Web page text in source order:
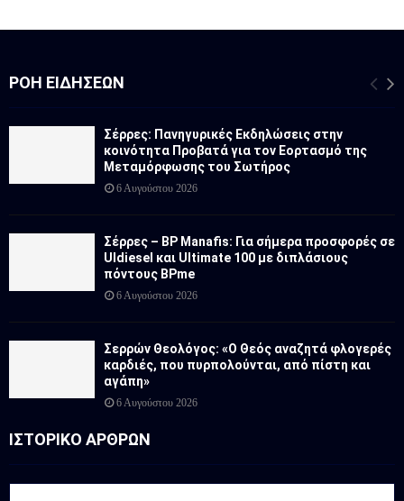
ΡΟΉ ΕΙΔΉΣΕΩΝ
Σέρρες: Πανηγυρικές Εκδηλώσεις στην
κοινότητα Προβατά για τον Εορτασμό της
Μεταμόρφωσης του Σωτήρος
6 Αυγούστου 2026
Σέρρες – BP Manafis: Για σήμερα προσφορές σε
Uldiesel και Ultimate 100 με διπλάσιους
πόντους BPme
6 Αυγούστου 2026
Σερρών Θεολόγος: «Ο Θεός αναζητά φλογερές
καρδιές, που πυρπολούνται, από πίστη και
αγάπη»
6 Αυγούστου 2026
ΙΣΤΟΡΙΚΟ ΑΡΘΡΩΝ